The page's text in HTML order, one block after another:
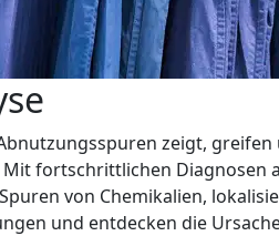
zeigt, greifen
fortschrittlichen Diagnosen
von Chemikalien,
und entdecken die